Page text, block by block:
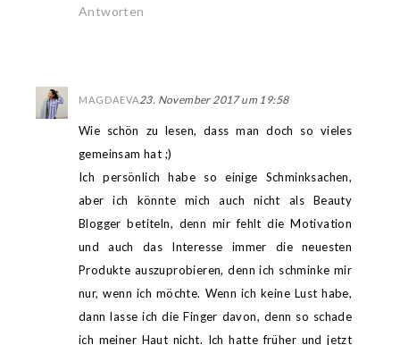
Antworten
MAGDAEVA23. November 2017 um 19:58
Wie schön zu lesen, dass man doch so vieles
gemeinsam hat ;)
Ich persönlich habe so einige Schminksachen,
aber ich könnte mich auch nicht als Beauty
Blogger betiteln, denn mir fehlt die Motivation
und auch das Interesse immer die neuesten
Produkte auszuprobieren, denn ich schminke mir
nur, wenn ich möchte. Wenn ich keine Lust habe,
dann lasse ich die Finger davon, denn so schade
ich meiner Haut nicht. Ich hatte früher und jetzt